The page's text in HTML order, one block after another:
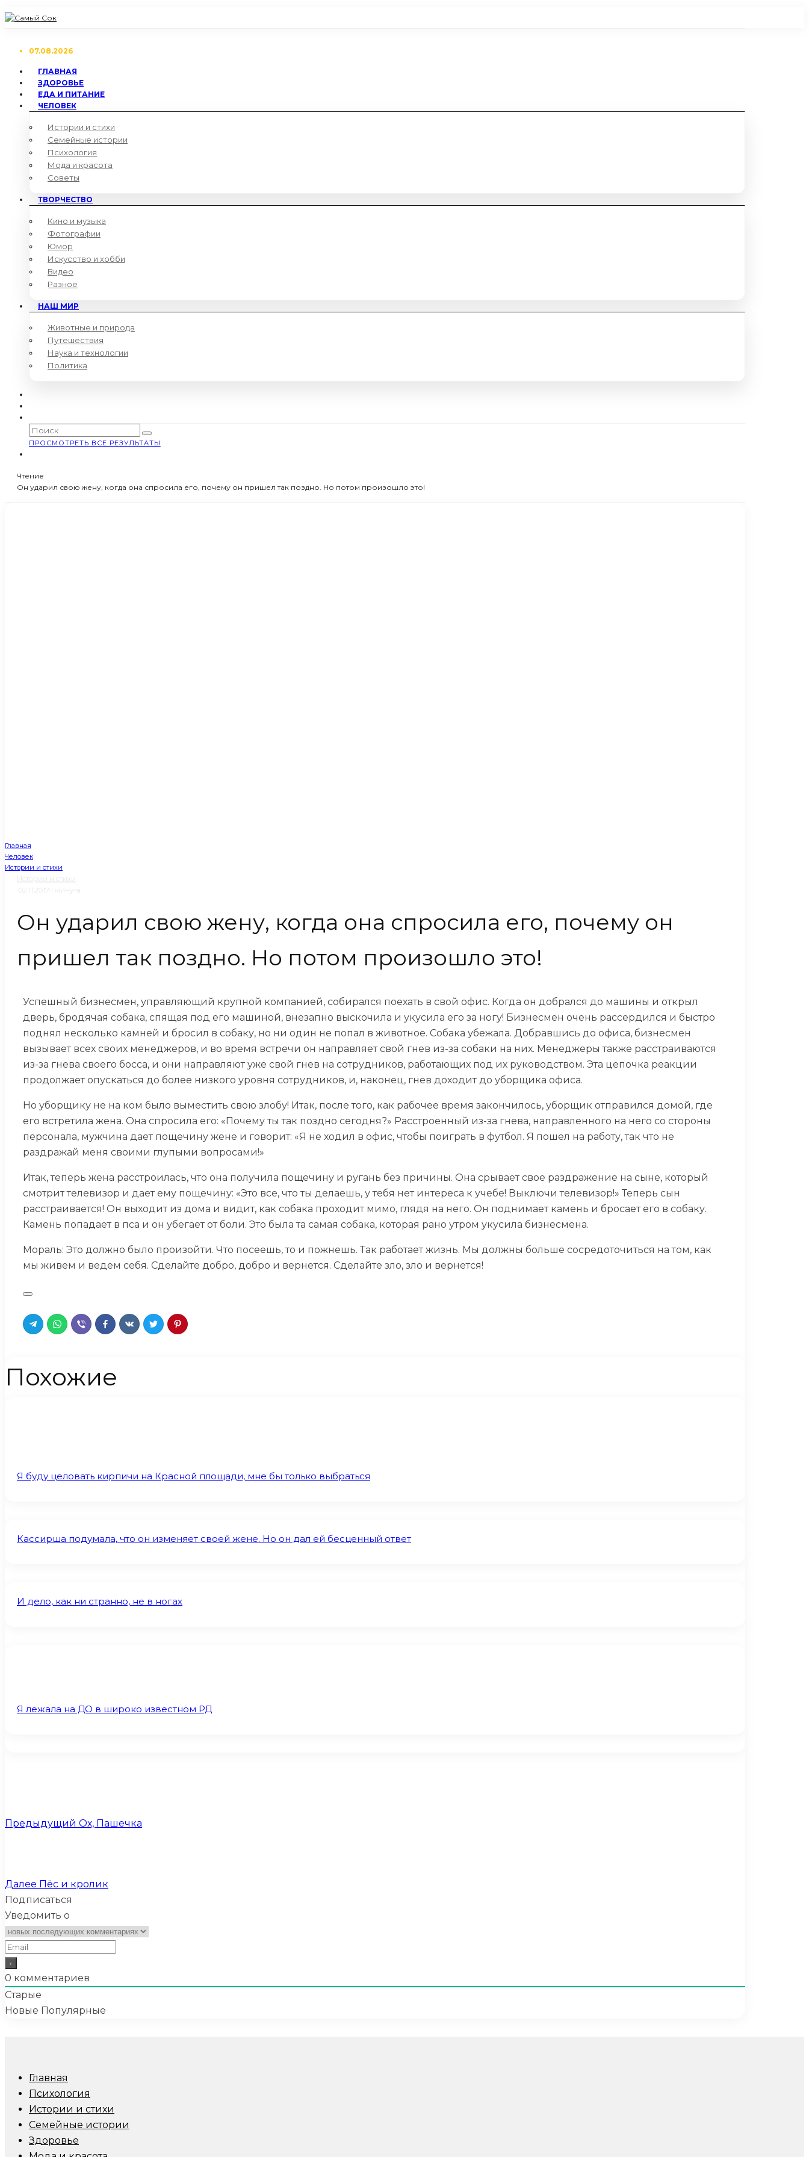
07.08.2026
ГЛАВНАЯ
ЗДОРОВЬЕ
ЕДА И ПИТАНИЕ
ЧЕЛОВЕК
Истории и стихи
Семейные истории
Психология
Мода и красота
Советы
ТВОРЧЕСТВО
Кино и музыка
Фотографии
Юмор
Искусство и хобби
Видео
Разное
НАШ МИР
Животные и природа
Путешествия
Наука и технологии
Политика
ПРОСМОТРЕТЬ ВСЕ РЕЗУЛЬТАТЫ
Чтение
Он ударил свою жену, когда она спросила его, почему он пришел так поздно. Но потом произошло это!
Главная
Человек
Истории и стихи
Истории и стихи
02.11.2017 1 минута
Он ударил свою жену, когда она спросила его, почему он
пришел так поздно. Но потом произошло это!
Успешный бизнесмен, управляющий крупной компанией, собирался поехать в свой офис. Когда он добрался до машины и открыл
дверь, бродячая собака, спящая под его машиной, внезапно выскочила и укусила его за ногу! Бизнесмен очень рассердился и быстро
поднял несколько камней и бросил в собаку, но ни один не попал в животное. Собака убежала. Добравшись до офиса, бизнесмен
вызывает всех своих менеджеров, и во время встречи он направляет свой гнев из-за собаки на них. Менеджеры также расстраиваются
из-за гнева своего босса, и они направляют уже свой гнев на сотрудников, работающих под их руководством. Эта цепочка реакции
продолжает опускаться до более низкого уровня сотрудников, и, наконец, гнев доходит до уборщика офиса.
Но уборщику не на ком было выместить свою злобу! Итак, после того, как рабочее время закончилось, уборщик отправился домой, где
его встретила жена. Она спросила его: «Почему ты так поздно сегодня?» Расстроенный из-за гнева, направленного на него со стороны
персонала, мужчина дает пощечину жене и говорит: «Я не ходил в офис, чтобы поиграть в футбол. Я пошел на работу, так что не
раздражай меня своими глупыми вопросами!»
Итак, теперь жена расстроилась, что она получила пощечину и ругань без причины. Она срывает свое раздражение на сыне, который
смотрит телевизор и дает ему пощечину: «Это все, что ты делаешь, у тебя нет интереса к учебе! Выключи телевизор!» Теперь сын
расстраивается! Он выходит из дома и видит, как собака проходит мимо, глядя на него. Он поднимает камень и бросает его в собаку.
Камень попадает в пса и он убегает от боли. Это была та самая собака, которая рано утром укусила бизнесмена.
Мораль: Это должно было произойти. Что посеешь, то и пожнешь. Так работает жизнь. Мы должны больше сосредоточиться на том, как
мы живем и ведем себя. Сделайте добро, добро и вернется. Сделайте зло, зло и вернется!
Похожие
Я буду целовать кирпичи на Красной площади, мне бы только выбраться
Кассирша подумала, что он изменяет своей жене. Но он дал ей бесценный ответ
И дело, как ни странно, не в ногах
Я лежала на ДО в широко известном РД
Предыдущий Ох, Пашечка
Далее Пёс и кролик
Подписаться
Уведомить о
0 комментариев
Старые
Новые Популярные
Главная
Психология
Истории и стихи
Семейные истории
Здоровье